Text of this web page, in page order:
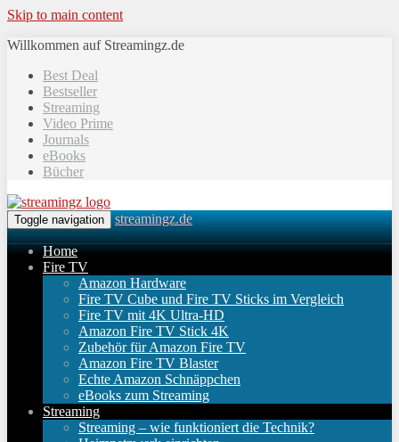
Skip to main content
Willkommen auf Streamingz.de
Best Deal
Bestseller
Streaming
Video Prime
Journals
eBooks
Bücher
Toggle navigation streamingz.de
Home
Fire TV
Amazon Hardware
Fire TV Cube und Fire TV Sticks im Vergleich
Fire TV mit 4K Ultra-HD
Amazon Fire TV Stick 4K
Zubehör für Amazon Fire TV
Amazon Fire TV Blaster
Echte Amazon Schnäppchen
eBooks zum Streaming
Streaming
Streaming – wie funktioniert die Technik?